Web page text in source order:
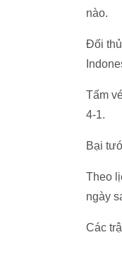
nào.
Đối
Tấm
4-1.
Bại
Theo
ngày
Các